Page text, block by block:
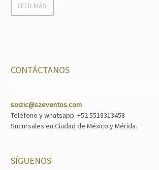
LEER MÁS
CONTÁCTANOS
soizic@szeventos.com
Teléfono y whatsapp. +52 5518313458
Sucursales en Ciudad de México y Mérida.
SÍGUENOS